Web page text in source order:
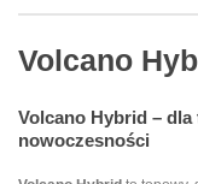
Volcano
Volcano Hybrid – dla
nowoczesności